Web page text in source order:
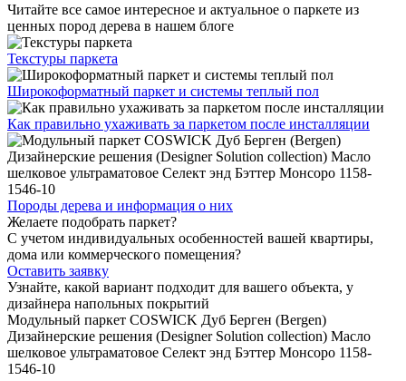
Читайте все самое интересное и актуальное о паркете из
ценных пород дерева в нашем блоге
Текстуры паркета
Широкоформатный паркет и системы теплый пол
Как правильно ухаживать за паркетом после инсталляции
Породы дерева и информация о них
Желаете подобрать паркет?
С учетом индивидуальных особенностей вашей квартиры,
дома или коммерческого помещения?
Оставить заявку
Узнайте, какой вариант подходит для вашего объекта, у
дизайнера напольных покрытий
Модульный паркет COSWICK Дуб Берген (Bergen)
Дизайнерские решения (Designer Solution collection) Масло
шелковое ультраматовое Селект энд Бэттер Монсоро 1158-
1546-10